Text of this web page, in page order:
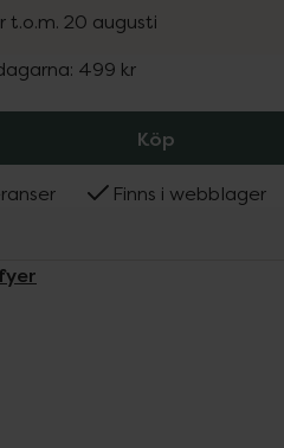
t.o.m. 20 augusti
499 kr
Köp Satisfyer
Finns i webblager